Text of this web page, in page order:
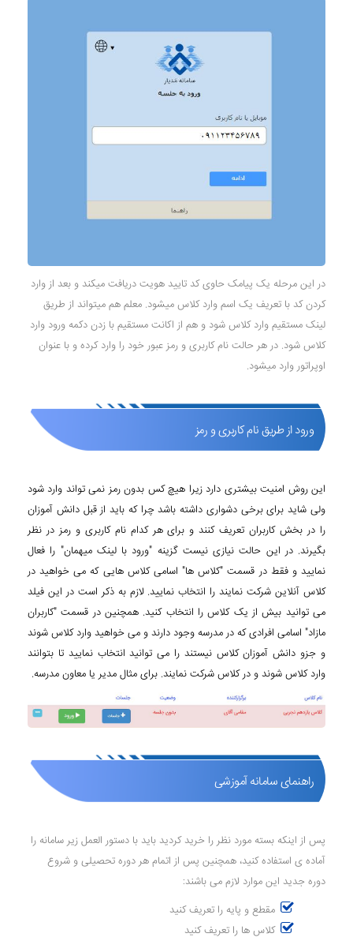
در این مرحله یک پیامک حاوی کد تایید هویت دریافت میکند و بعد از وارد
کردن کد با تعریف یک اسم وارد کلاس میشود. معلم هم میتواند از طریق
لینک مستقیم وارد کلاس شود و هم از اکانت مستقیم با زدن دکمه ورود وارد
کلاس شود. در هر حالت نام کاربری و رمز عبور خود را وارد کرده و با عنوان
اوپراتور وارد میشود.
ورود از طریق نام کاربری و رمز
این روش امنیت بیشتری دارد زیرا هیچ کس بدون رمز نمی تواند وارد شود
ولی شاید برای برخی دشواری داشته باشد چرا که باید از قبل دانش آموزان
را در بخش کاربران تعریف کنند و برای هر کدام نام کاربری و رمز در نظر
بگیرند. در این حالت نیازی نیست گزینه "ورود با لینک میهمان" را فعال
نمایید و فقط در قسمت "کلاس ها" اسامی کلاس هایی که می خواهید در
کلاس آنلاین شرکت نمایند را انتخاب نمایید. لازم به ذکر است در این فیلد
می توانید بیش از یک کلاس را انتخاب کنید. همچنین در قسمت "کاربران
مازاد" اسامی افرادی که در مدرسه وجود دارند و می خواهید وارد کلاس شوند
و جزو دانش آموزان کلاس نیستند را می توانید انتخاب نمایید تا بتوانند
وارد کلاس شوند و در کلاس شرکت نمایند. برای مثال مدیر یا معاون مدرسه.
راهنمای سامانه آموزشی
پس از اینکه بسته مورد نظر را خرید کردید باید با دستور العمل زیر سامانه را
آماده ی استفاده کنید، همچنین پس از اتمام هر دوره تحصیلی و شروع
دوره جدید این موارد لازم می باشند:
مقطع و پایه را تعریف کنید
کلاس ها را تعریف کنید